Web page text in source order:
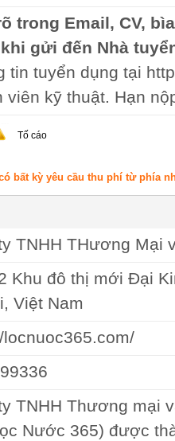
trong Email, CV,
gửi đến Nhà
tin tuyển dụng tại
viên kỹ thuật. Hạn
Tố cáo
bất kỳ yêu cầu thu phí từ phía
TNHH THương Mại
Khu đô thị mới Đại
Việt Nam
locnuoc365.com/
TNHH Thương mại
Nước 365) được